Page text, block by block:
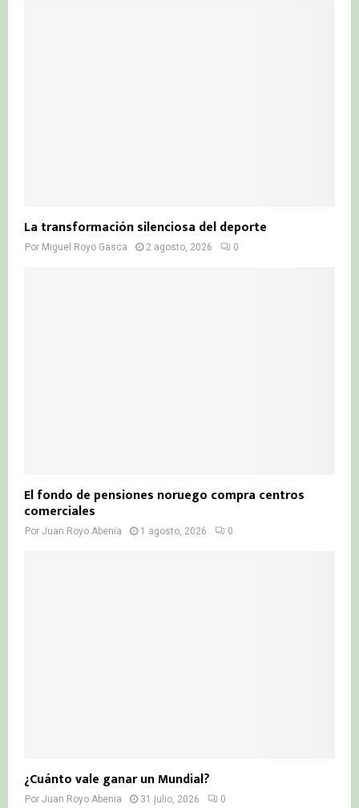
La transformación silenciosa del deporte
Por Miguel Royo Gasca 2 agosto, 2026 0
El fondo de pensiones noruego compra centros
comerciales
Por Juan Royo Abenia 1 agosto, 2026 0
¿Cuánto vale ganar un Mundial?
Por Juan Royo Abenia 31 julio, 2026 0